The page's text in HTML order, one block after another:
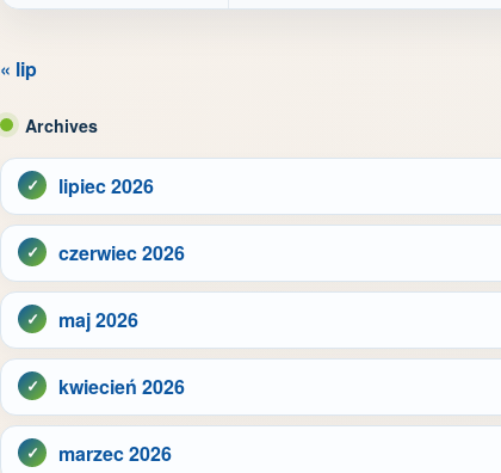
« lip
Archives
lipiec 2026
czerwiec 2026
maj 2026
kwiecień 2026
marzec 2026